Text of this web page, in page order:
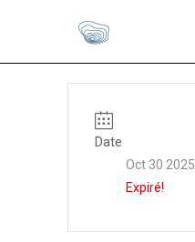
Date
Oct 30 2025
Expiré!